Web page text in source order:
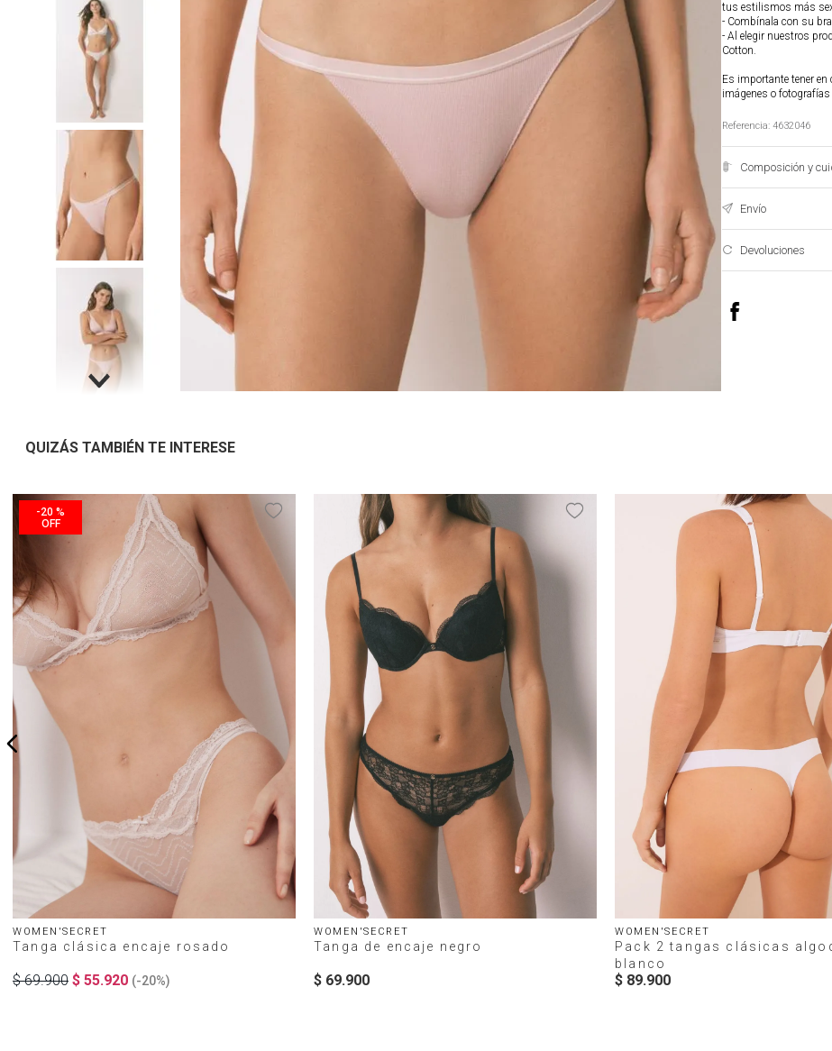
tus estilismos más
- Combínala con su
- Al elegir nuestros
Cotton.
Es importante tener
imágenes o
Referencia: 4632046
Composición y
Envío
Devoluciones
QUIZÁS TAMBIÉN TE INTERESE
-20 %
WOMEN'SECRET
Tanga clásica encaje rosado
$ 69.900 $ 55.920 (-20%)
WOMEN'SECRET
Tanga de encaje negro
$ 69.900
WOMEN'SECRET
Pack 2 tangas clásicas
blanco
$ 89.900